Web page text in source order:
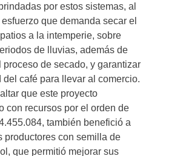
por estos sistemas, al
que demanda secar el
a la intemperie, sobre
de lluvias, además de
proceso de secado, y garantizar
del café para llevar al comercio.
que este proyecto
con recursos por el orden de
también benefició a
productores con semilla de
que permitió mejorar sus